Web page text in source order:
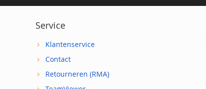
Service
Klantenservice
Contact
Retourneren (RMA)